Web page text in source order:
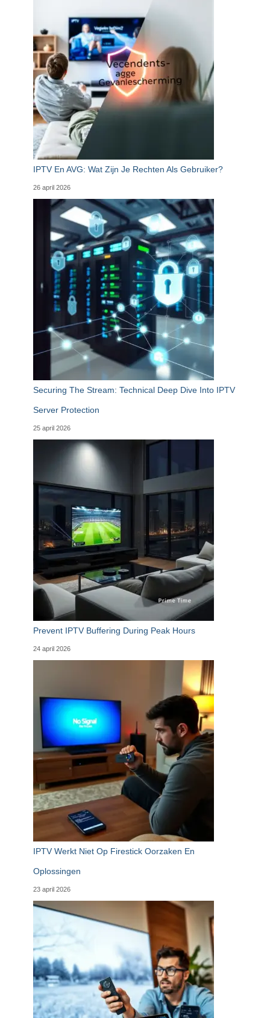
IPTV En AVG: Wat Zijn Je Rechten Als Gebruiker?
26 april 2026
Securing The Stream: Technical Deep Dive Into IPTV
Server Protection
25 april 2026
Prevent IPTV Buffering During Peak Hours
24 april 2026
IPTV Werkt Niet Op Firestick Oorzaken En
Oplossingen
23 april 2026